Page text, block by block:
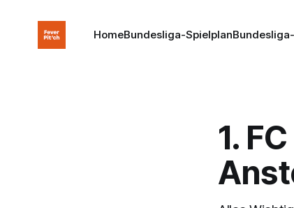
HomeBundesliga-Spielplan
1.